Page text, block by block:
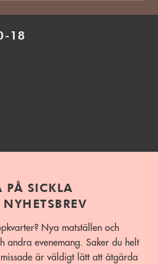
18
PÅ SICKLA
Nya matställen och
andra evenemang. Saker du helt
är väldigt lätt att åtgärda